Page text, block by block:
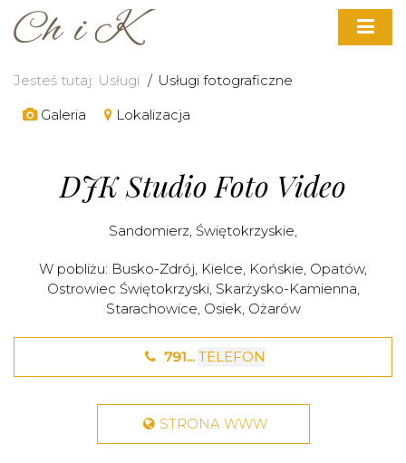
Jesteś tutaj: Usługi
Usługi fotograficzne
Galeria
Lokalizacja
DJK Studio Foto Video
Sandomierz, Świętokrzyskie,
W pobliżu: Busko-Zdrój, Kielce, Końskie, Opatów,
Ostrowiec Świętokrzyski, Skarżysko-Kamienna,
Starachowice, Osiek, Ożarów
791... TELEFON
STRONA WWW